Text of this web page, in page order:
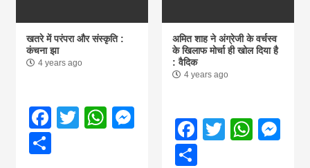
खतरे में परंपरा और संस्कृति :
कंचना झा
4 years ago
Facebook
TwitterWhatsApp
Messenger
अमित शाह ने अंग्रेजी के वर्चस्व
के खिलाफ मोर्चा ही खोल दिया है
: वैदिक
4 years ago
Facebook
Twitter
Share